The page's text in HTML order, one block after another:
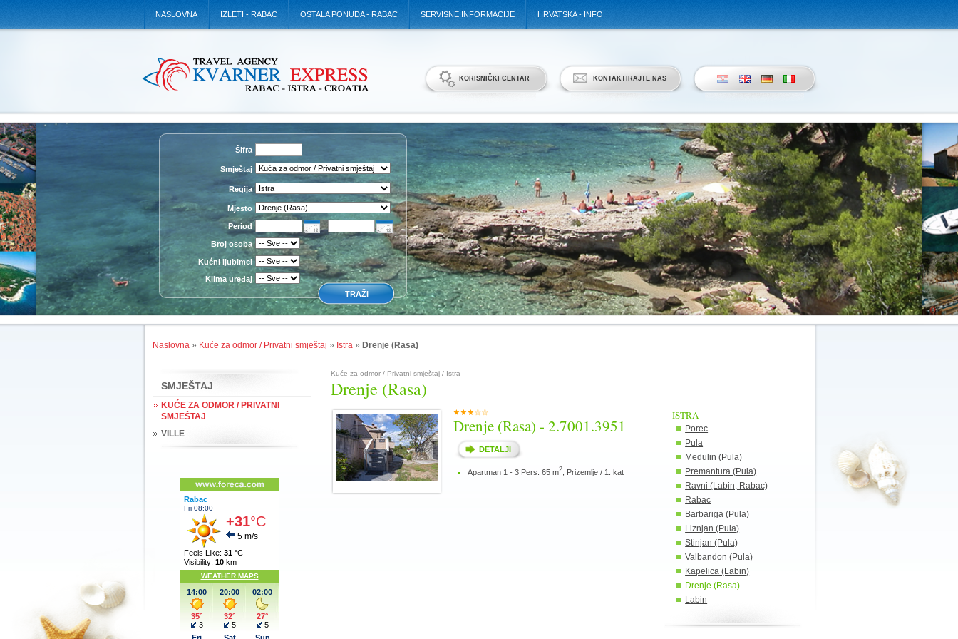
NASLOVNA IZLETI - RABAC OSTALA PONUDA - RABAC SERVISNE INFORMACIJE HRVATSKA - INFO
KONTAKTIRAJTE NAS
KORISNIČKI CENTAR
Šifra
Smještaj
Regija
Mjesto
Period
Broj osoba
Kućni ljubimci
Klima uređaj
Naslovna » Kuće za odmor / Privatni smještaj » Istra » Drenje (Rasa)
SMJEŠTAJ
KUĆE ZA ODMOR / PRIVATNI
SMJEŠTAJ
VILLE
Kuće za odmor / Privatni smještaj / Istra
Drenje (Rasa)
Drenje (Rasa) - 2.7001.3951
DETALJI
Apartman 1 - 3 Pers. 65 m2, Prizemlje / 1. kat
ISTRA
Porec
Pula
Medulin (Pula)
Premantura (Pula)
Ravni (Labin, Rabac)
Rabac
Barbariga (Pula)
Liznjan (Pula)
Stinjan (Pula)
Valbandon (Pula)
Kapelica (Labin)
Drenje (Rasa)
Labin